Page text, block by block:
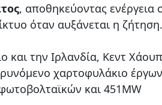
, αποθηκεύοντας ενέργεια
όταν αυξάνεται η ζήτηση.
την Ιρλανδία, Κεντ
χαρτοφυλάκιο
και 451MW